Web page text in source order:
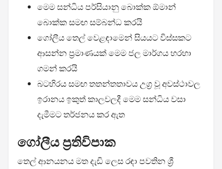
මෙම සන්ධිය පර්සියානු බොක්ක ඕමාන්
බොක්ක සමඟ සම්බන්ධ කරයි
ගෝලීය තෙල් වෙළඳාමෙන් සියයට විස්සකට
ආසන්න ප්‍රමාණයක් මෙම ජල මාර්ගය හරහා
ගමන් කරයි
බටහිරය සමඟ තතන්තතාවය උග්‍ර වූ අවස්ථාවල
ඉරානය ඉකුත් කාලවලදී මෙම සන්ධිය වසා
දැමීමට තර්ජනය කර ඇත
ගෝලීය ප්‍රතිවිපාක
තෙල් ආනයනය මත දැඩි ලෙස රඳා පවතින ශ්‍රී